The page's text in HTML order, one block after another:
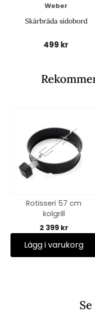
Weber
Skärbräda sidobord
499 kr
Rotisseri 57 cm
kolgrill
2 399 kr
Lägg i varukorg